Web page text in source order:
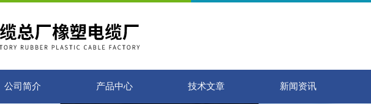
公司简介 产品中心 技术文章 新闻资讯